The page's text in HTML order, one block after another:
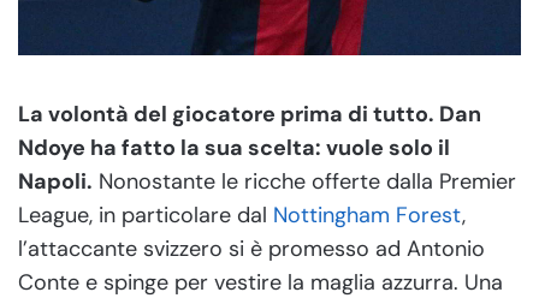
La volontà del giocatore prima di tutto. Dan
Ndoye ha fatto la sua scelta: vuole solo il
Napoli. Nonostante le ricche offerte dalla Premier
League, in particolare dal Nottingham Forest,
l’attaccante svizzero si è promesso ad Antonio
Conte e spinge per vestire la maglia azzurra. Una